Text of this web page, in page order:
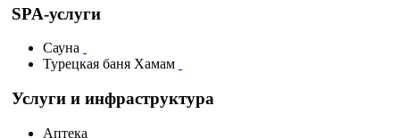
SPA-услуги
Сауна
Турецкая баня Хамам
Услуги и инфраструктура
Аптека